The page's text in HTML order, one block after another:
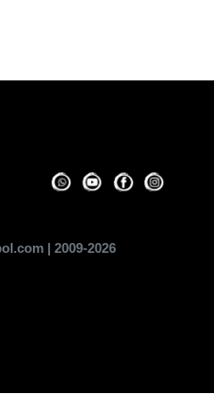
| 2009-2026